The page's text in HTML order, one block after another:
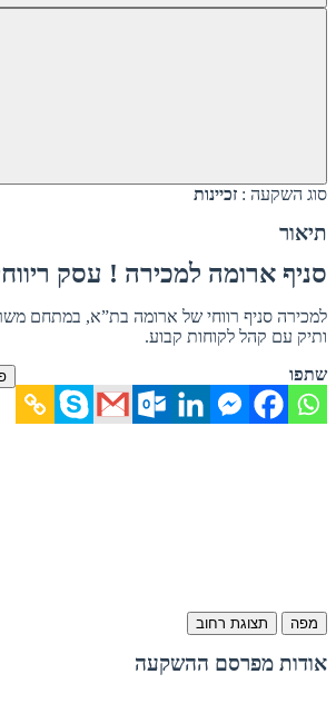
סוג השקעה : זכיינות
תיאור
סניף ארומה למכירה ! עסק
למכירה סניף רווחי של ארומה בת”א, במתחם
ותיק עם קהל לקוחות קבוע.
שתפו
מפה תצוגת רחוב
אודות מפרסם ההשקעה